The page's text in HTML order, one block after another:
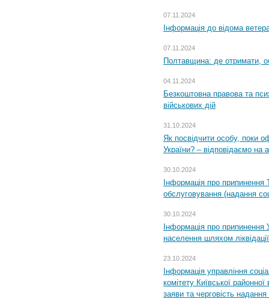
07.11.2024
Інформація до відома
07.11.2024
Полтавщина: де отримати,
04.11.2024
Безкоштовна правова та
військових дій
31.10.2024
Як посвідчити особу, поки
України? – відповідаємо на
30.10.2024
Інформація про припинення
обслуговування (надання
30.10.2024
Інформація про припинення
населення шляхом ліквідації
23.10.2024
Інформація управління
комітету Київської
заяви та черговість надання